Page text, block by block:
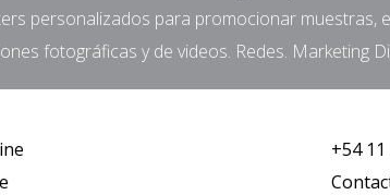
personalizados para promocionar muestras,
fotográficas y de videos. Redes. Marketing
+54